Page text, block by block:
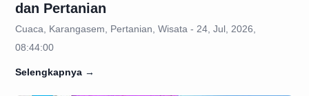
dan Pertanian
Cuaca, Karangasem, Pertanian, Wisata - 24, Jul, 2026,
08:44:00
Selengkapnya →